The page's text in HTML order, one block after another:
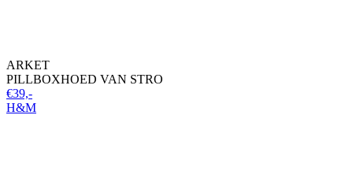
ARKET
PILLBOXHOED VAN STRO
€39,-
H&M